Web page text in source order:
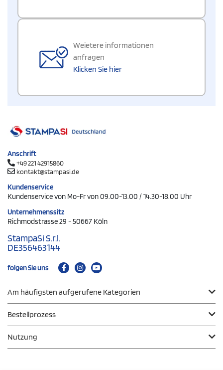
Weietere informationen
anfragen
Klicken Sie hier
Anschrift
+49 221 42915860
kontakt@stampasi.de
Kundenservice
Kundenservice von Mo-Fr von 09.00-13.00 / 14.30-18.00 Uhr
Unternehmenssitz
Richmodstrasse 29 - 50667 Köln
StampaSi S.r.l.
DE356463144
folgen Sie uns
Am häufigsten aufgerufene Kategorien
Bestellprozess
Nutzung